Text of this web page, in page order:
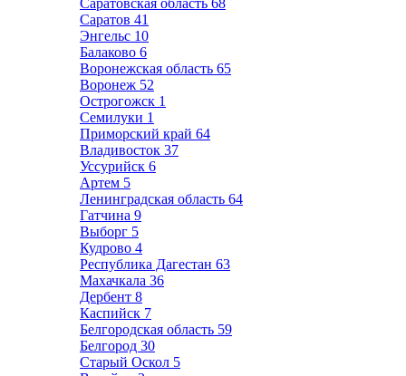
Саратовская область 68
Саратов 41
Энгельс 10
Балаково 6
Воронежская область 65
Воронеж 52
Острогожск 1
Семилуки 1
Приморский край 64
Владивосток 37
Уссурийск 6
Артем 5
Ленинградская область 64
Гатчина 9
Выборг 5
Кудрово 4
Республика Дагестан 63
Махачкала 36
Дербент 8
Каспийск 7
Белгородская область 59
Белгород 30
Старый Оскол 5